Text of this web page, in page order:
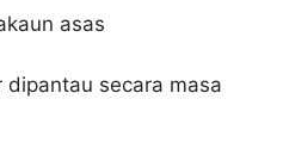
asas
dipantau secara masa